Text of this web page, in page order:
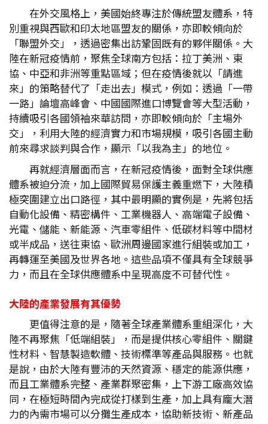
在外交風格上，美國始終專注於傳統盟友體系，特
別重視與西歐和印太地區盟友的關係，亦即較傾向於
「聯盟外交」，透過密集出訪鞏固既有的夥伴關係。大
陸在新冠疫情前，聚焦全球南方包括：拉丁美洲、東
協、中亞和非洲等重點區域；但在疫情後就以「請進
來」的策略替代了「走出去」模式，例如：透過「一帶
一路」論壇高峰會、中國國際進口博覽會等大型活動，
持續吸引各國領袖來華訪問，亦即較傾向於「主場外
交」，利用大陸的經濟實力和市場規模，吸引各國主動
前來尋求談判與合作，顯示「以我為主」的地位。
再就經濟層面而言，在新冠疫情後，面對全球供應
體系被迫分流，加上國際貿易保護主義重燃下，大陸積
極突圍建立出口路徑，其中最明顯的實例是，先將包括
自動化設備、精密構件、工業機器人、高端電子設備、
光電、儲能、新能源、汽車零組件、低碳材料等中間材
或半成品，送往東協、歐洲周邊國家進行組裝或加工，
再轉運至美國及世界各地。這些品項不僅具有全球競爭
力，而且在全球供應體系中呈現高度不可替代性。
大陸的產業發展有其優勢
更值得注意的是，隨著全球產業體系重組深化，大
陸不再聚焦「低端組裝」，而是提供核心零組件、關鍵
性材料、智慧製造軟體、技術標準等產品與服務。也就
是說，由於大陸有豐沛的天然資源、穩定的能源供應，
而且工業體系完整、產業群聚密集，上下游工廠高效協
同，在極短時間內完成從打樣到生產，加上具有龐大潛
力的內需市場可以分攤生產成本，協助新技術、新產品